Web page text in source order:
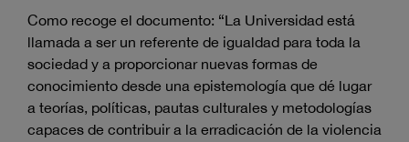
Como recoge el documento: “La Universidad está
llamada a ser un referente de igualdad para toda la
sociedad y a proporcionar nuevas formas de
conocimiento desde una epistemología que dé lugar
a teorías, políticas, pautas culturales y metodologías
capaces de contribuir a la erradicación de la violencia